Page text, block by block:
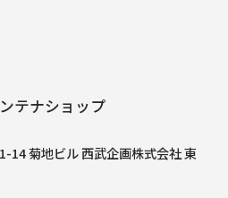
テナショップ
14 菊地ビル 西武企画株式会社 東